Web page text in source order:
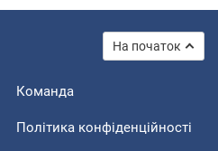
На початок
Команда
Політика конфіденційності